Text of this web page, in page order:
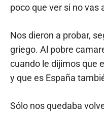
poco que ver si no vas
Nos dieron a probar,
griego. Al pobre
cuando le dijimos que
y que es España
Sólo nos quedaba